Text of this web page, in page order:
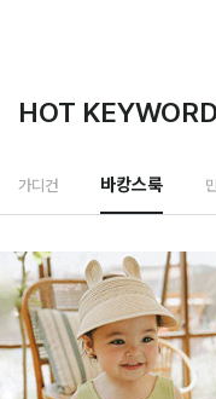
HOT KEYWORD
가디건 바캉스룩